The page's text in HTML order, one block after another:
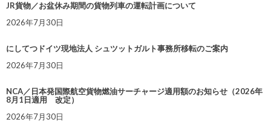
JR貨物／お盆休み期間の貨物列車の運転計画について
2026年7月30日
にしてつドイツ現地法人 シュツットガルト事務所移転のご案内
2026年7月30日
NCA／日本発国際航空貨物燃油サーチャージ適用額のお知らせ（2026年
8月1日適用 改定）
2026年7月30日